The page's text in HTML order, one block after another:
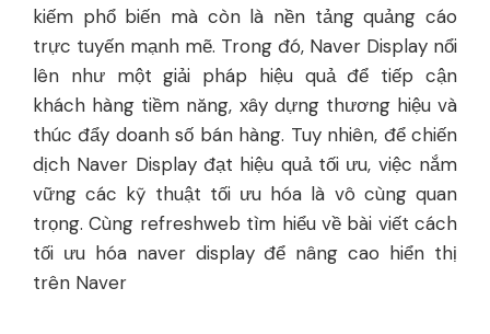
kiếm phổ biến mà còn là nền tảng quảng cáo
trực tuyến mạnh mẽ. Trong đó, Naver Display nổi
lên như một giải pháp hiệu quả để tiếp cận
khách hàng tiềm năng, xây dựng thương hiệu và
thúc đẩy doanh số bán hàng. Tuy nhiên, để chiến
dịch Naver Display đạt hiệu quả tối ưu, việc nắm
vững các kỹ thuật tối ưu hóa là vô cùng quan
trọng. Cùng refreshweb tìm hiểu về bài viết cách
tối ưu hóa naver display để nâng cao hiển thị
trên Naver